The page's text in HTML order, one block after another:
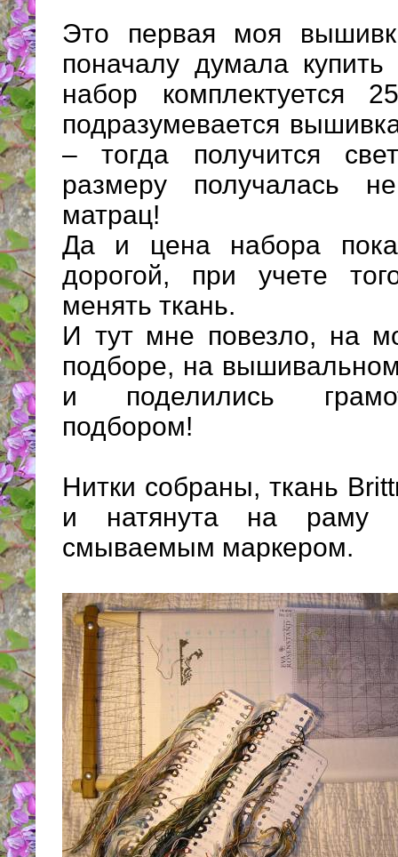
Это первая моя
поначалу думала
набор комплектуется
подразумевается
– тогда получится
размеру получалась
матрац!
Да и цена набора
дорогой, при учете
менять ткань.
И тут мне повезло, на
подборе, на
и поделились
подбором!
Нитки собраны, ткань
и натянута на раму
смываемым маркером.